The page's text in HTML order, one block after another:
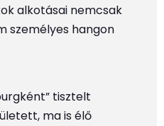
alkotásai nemcsak
személyes hangon
tisztelt
ma is élő